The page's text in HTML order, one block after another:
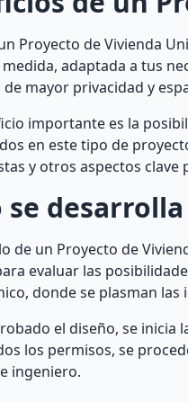
Proyecto de Vivienda
adaptada a tus
mayor privacidad y
importante es la
en este tipo de
y otros aspectos
se
de un Proyecto de
evaluar las
donde se plasman las
el diseño, se inicia
los permisos, se
ingeniero.